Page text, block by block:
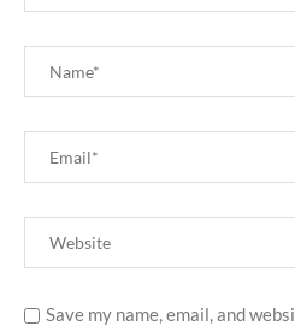
Save my name, email, and